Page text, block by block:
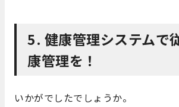
5. 健康管理システムで
康管理を！
いかがでしたでしょうか。